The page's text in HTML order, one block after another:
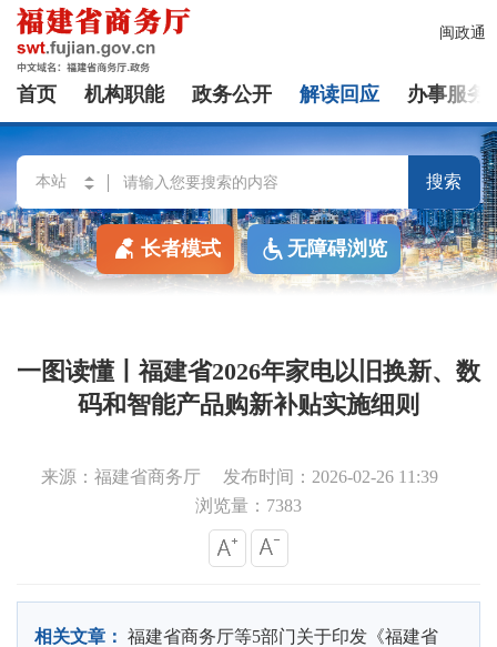
闽政通
首页 机构职能 政务公开 解读回应 办事服务
搜索
长者模式 无障碍浏览
一图读懂丨福建省2026年家电以旧换新、数
码和智能产品购新补贴实施细则
来源：福建省商务厅
发布时间：2026-02-26 11:39
浏览量：7383
相关文章： 福建省商务厅等5部门关于印发《福建省